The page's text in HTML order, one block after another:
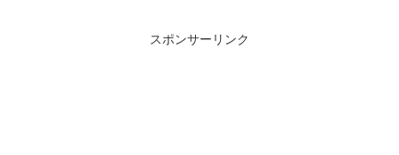
スポンサーリンク